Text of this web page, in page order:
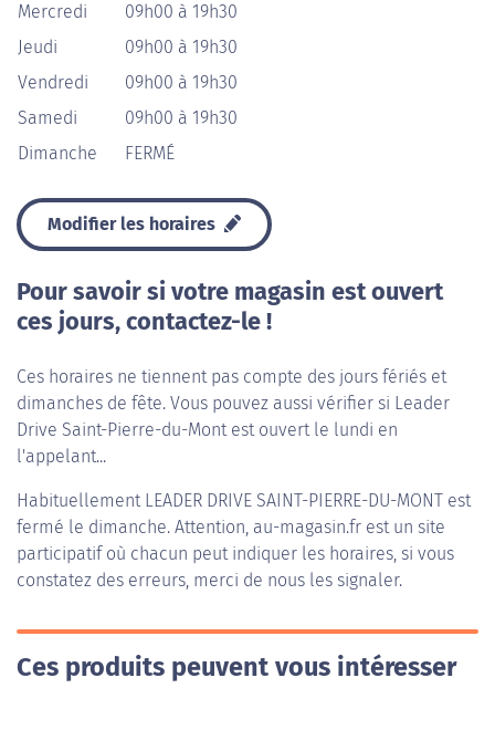
Mercredi
09h00 à 19h30
Jeudi
09h00 à 19h30
Vendredi
09h00 à 19h30
Samedi
09h00 à 19h30
Dimanche
FERMÉ
Modifier les horaires
Pour savoir si votre magasin est ouvert
ces jours, contactez-le !
Ces horaires ne tiennent pas compte des jours fériés et
dimanches de fête. Vous pouvez aussi vérifier si Leader
Drive Saint-Pierre-du-Mont est ouvert le lundi en
l'appelant...
Habituellement LEADER DRIVE SAINT-PIERRE-DU-MONT est
fermé le dimanche. Attention, au-magasin.fr est un site
participatif où chacun peut indiquer les horaires, si vous
constatez des erreurs, merci de nous les signaler.
Ces produits peuvent vous intéresser